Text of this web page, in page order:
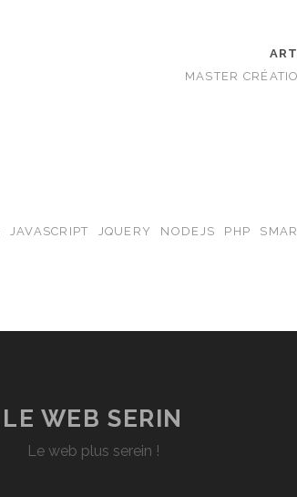
MASTER
JAVASCRIPT JQUERY NODEJS PHP
LE WEB SERIN
Le web plus serein !